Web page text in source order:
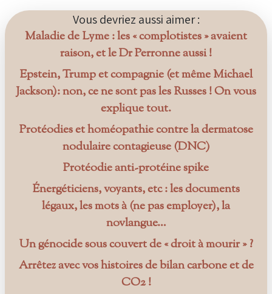
Vous devriez aussi aimer :
Maladie de Lyme : les « complotistes » avaient
raison, et le Dr Perronne aussi !
Epstein, Trump et compagnie (et même Michael
Jackson): non, ce ne sont pas les Russes ! On vous
explique tout.
Protéodies et homéopathie contre la dermatose
nodulaire contagieuse (DNC)
Protéodie anti-protéine spike
Énergéticiens, voyants, etc : les documents
légaux, les mots à (ne pas employer), la
novlangue…
Un génocide sous couvert de « droit à mourir » ?
Arrêtez avec vos histoires de bilan carbone et de
CO2 !